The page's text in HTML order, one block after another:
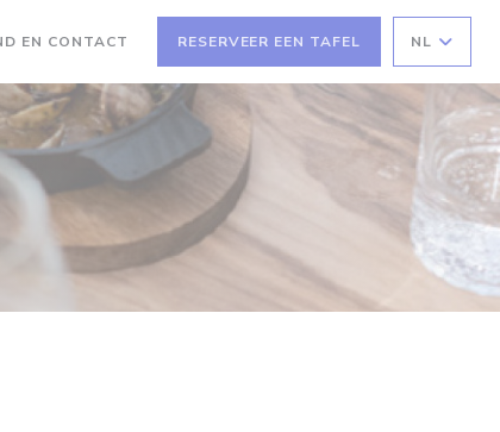
EN CONTACT RESERVEER EEN TAFEL NL